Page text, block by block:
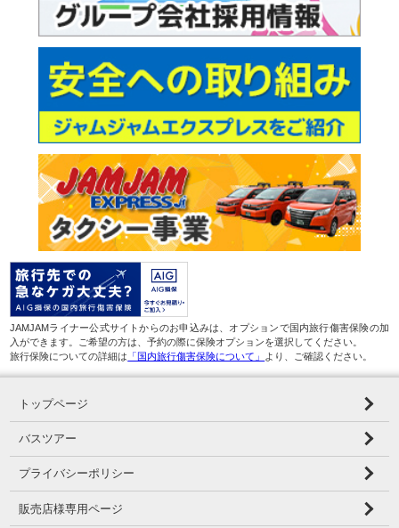
JAMJAMライナー公式サイトからのお申込みは、オプションで国内旅行傷害保険の加
入ができます。ご希望の方は、予約の際に保険オプションを選択してください。
旅行保険についての詳細は 「国内旅行傷害保険について」 より、ご確認ください。
トップページ
バスツアー
プライバシーポリシー
販売店様専用ページ